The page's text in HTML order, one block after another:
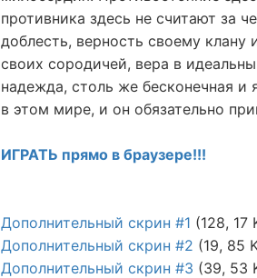
противника здесь не считают за
доблесть, верность своему клану
своих сородичей, вера в
надежда, столь же бесконечная и
в этом мире, и он обязательно
ИГРАТЬ прямо в браузере!!!
Дополнительный скрин #1 (128, 17
Дополнительный скрин #2 (19, 85
Дополнительный скрин #3 (39, 53